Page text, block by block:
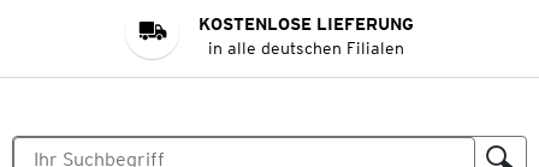
KOSTENLOSE LIEFERUNG
in alle deutschen Filialen